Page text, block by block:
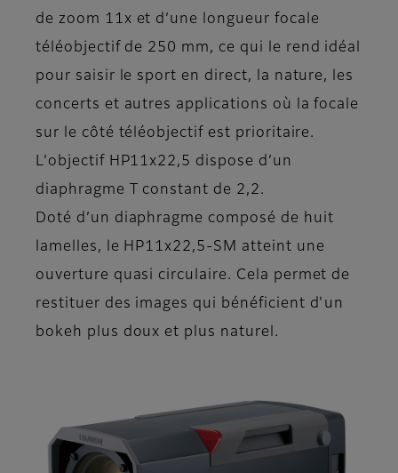
de zoom 11x et d’une longueur focale
téléobjectif de 250 mm, ce qui le rend idéal
pour saisir le sport en direct, la nature, les
concerts et autres applications où la focale
sur le côté téléobjectif est prioritaire.
L’objectif HP11x22,5 dispose d’un
diaphragme T constant de 2,2.
Doté d’un diaphragme composé de huit
lamelles, le HP11x22,5-SM atteint une
ouverture quasi circulaire. Cela permet de
restituer des images qui bénéficient d'un
bokeh plus doux et plus naturel.